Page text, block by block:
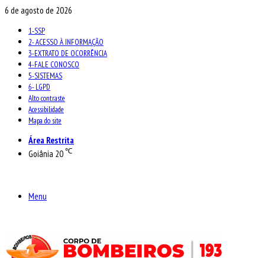
6 de agosto de 2026
1-SSP
2- ACESSO À INFORMAÇÃO
3-EXTRATO DE OCORRÊNCIA
4-FALE CONOSCO
5-SISTEMAS
6- LGPD
Alto contraste
Acessibilidade
Mapa do site
Área Restrita
Goiânia 20℃
Menu